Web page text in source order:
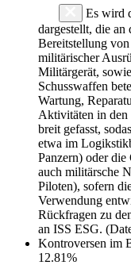
Es wird
dargestellt, die an
Bereitstellung
militärischer
Militärgerät,
Schusswaffen
Wartung,
Aktivitäten in den
breit gefasst,
etwa im
Panzern) oder
auch militärsche
Piloten), sofern
Verwendung
Rückfragen zu
an ISS ESG.
Kontroversen im
12.81%